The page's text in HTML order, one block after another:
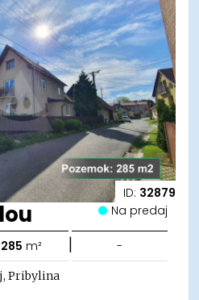
ID: 32879
Na predaj
285 m² | -
Pribylina